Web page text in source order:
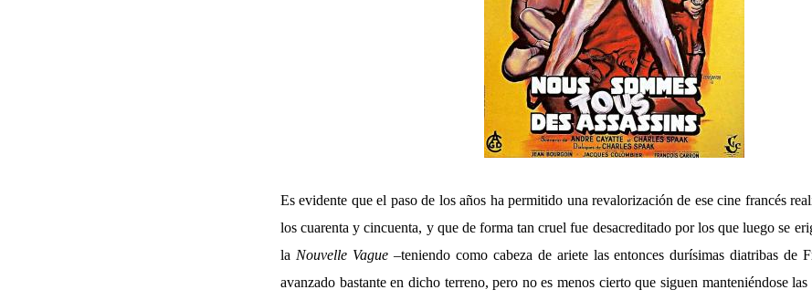
Es evidente que el paso de los años ha permitido una revalorización de ese cine francés
los cuarenta y cincuenta, y que de forma tan cruel fue desacreditado por los que luego se
la Nouvelle Vague–teniendo como cabeza de ariete las entonces durísimas diatribas de
avanzado bastante en dicho terreno, pero no es menos cierto que siguen manteniéndose las